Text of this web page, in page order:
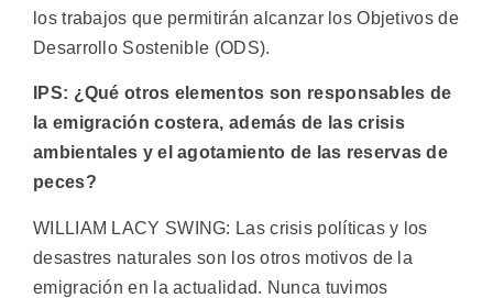
los trabajos que permitirán alcanzar los Objetivos de
Desarrollo Sostenible (ODS).
IPS: ¿Qué otros elementos son responsables de
la emigración costera, además de las crisis
ambientales y el agotamiento de las reservas de
peces?
WILLIAM LACY SWING: Las crisis políticas y los
desastres naturales son los otros motivos de la
emigración en la actualidad. Nunca tuvimos